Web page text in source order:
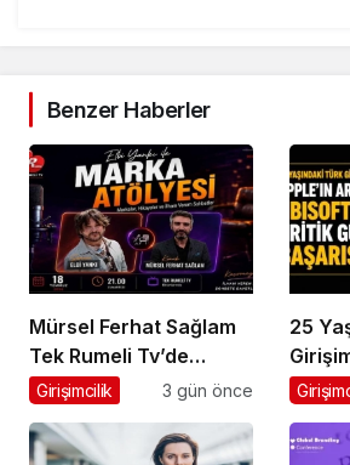
Benzer Haberler
Mürsel Ferhat Sağlam
Tek Rumeli Tv’de
Marka Atölyesi
Oldu
Girişimcilik 3 gün önce
25